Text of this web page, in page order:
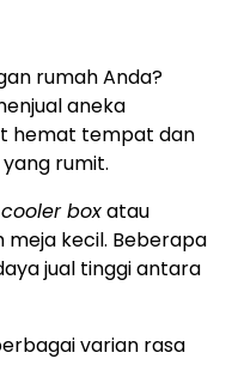
rumah Anda?
aneka
hemat tempat dan
rumit.
cooler boxatau
meja kecil. Beberapa
jual tinggi antara
varian rasa